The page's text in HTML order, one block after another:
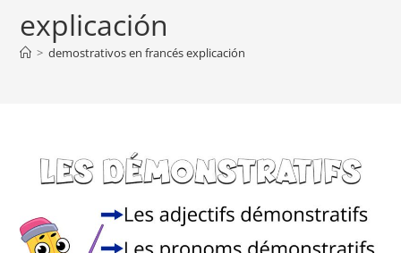
explicación
> demostrativos en francés explicación